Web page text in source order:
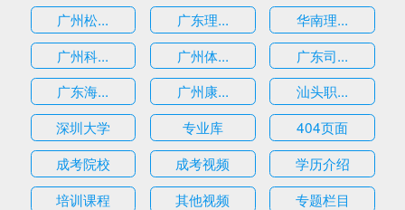
广州松...
广东理...
华南理...
广州科...
广州体...
广东司...
广东海...
广州康...
汕头职...
深圳大学
专业库
404页面
成考院校
成考视频
学历介绍
培训课程
其他视频
专题栏目